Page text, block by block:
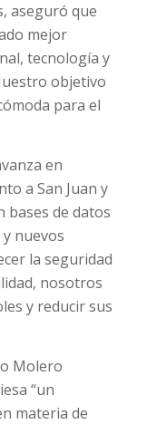
aseguró que
mejor
tecnología y
objetivo
para el
en
a San Juan y
bases de datos
nuevos
la seguridad
nosotros
y reducir sus
Molero
“un
materia de